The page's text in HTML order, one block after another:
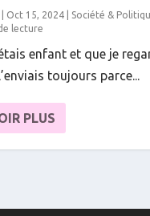
Oct 15, 2024 Société &
lecture
enfant et que je
toujours parce...
PLUS